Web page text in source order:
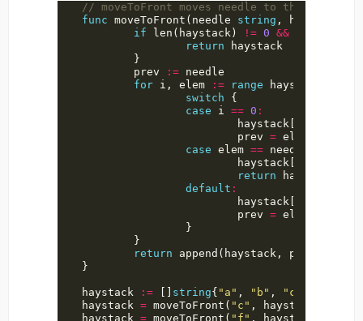
// moveToFront moves needle to the front
func moveToFront ( needle string , haystack
if
len ( haystack ) != 0 &&
return
haystack
}
prev
:= needle
for i , elem := range haystack
switch
{
case
i == 0 :
haystack
prev = elem
case elem == needle
haystack
return
haystack
default :
haystack
prev = elem
}
}
return
append ( haystack , prev
}
haystack := string{ "a" , "b" , "c"
haystack = moveToFront ( "c" , haystack
haystack = moveToFront ( "f" , haystack